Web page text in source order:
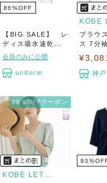
86 %OFF
【BIG SALE】 レ
ディス吸水速乾ポ
ロシャツ(...
会員のみに公開
uniform
ブラウ
ス 7分
神
80％OFFクーポン
93 %